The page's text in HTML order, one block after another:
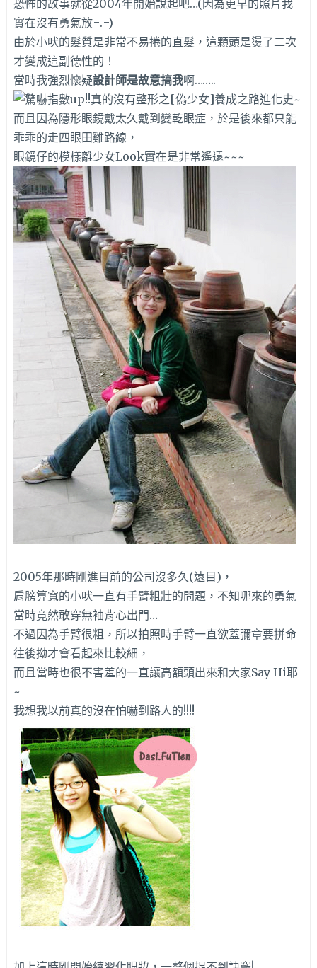
恐怖的故事就從2004年開始說起吧…(因為更早的照片我
實在沒有勇氣放=.=)
由於小吠的髮質是非常不易捲的直髮，這顆頭是燙了二次
才變成這副德性的！
當時我強烈懷疑設計師是故意搞我啊……..
而且因為隱形眼鏡戴太久戴到變乾眼症，於是後來都只能
乖乖的走四眼田雞路線，
眼鏡仔的模樣離少女Look實在是非常遙遠~~~
2005年那時剛進目前的公司沒多久(遠目)，
肩膀算寬的小吠一直有手臂粗壯的問題，不知哪來的勇氣
當時竟然敢穿無袖背心出門…
不過因為手臂很粗，所以拍照時手臂一直欲蓋彌章要拼命
往後拗才會看起來比較細，
而且當時也很不害羞的一直讓高額頭出來和大家Say Hi耶
~
我想我以前真的沒在怕嚇到路人的!!!!